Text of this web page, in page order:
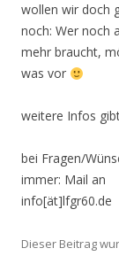
wollen wir doch
noch: Wer noch
mehr braucht,
was vor
weitere Infos
bei Fragen/
immer: Mail an
info[ät]lfgr60.de
Dieser Beitrag